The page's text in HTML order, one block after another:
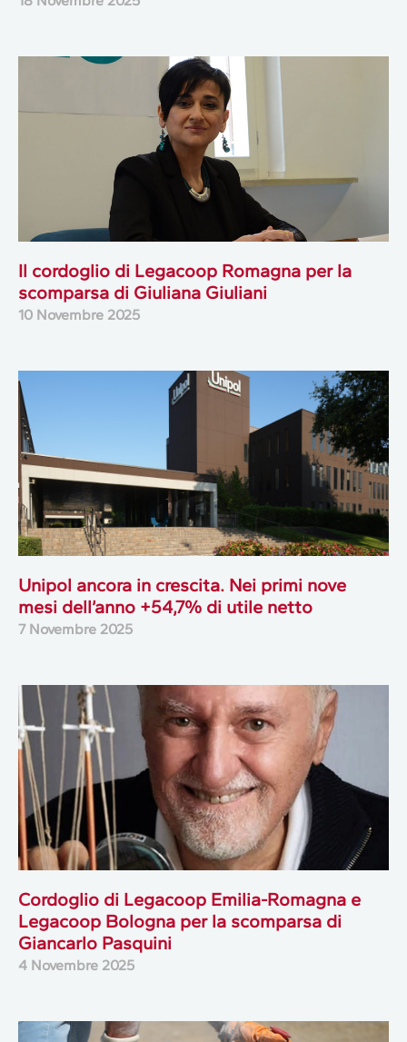
Il cordoglio di Legacoop Romagna per la
scomparsa di Giuliana Giuliani
10 Novembre 2025
Unipol ancora in crescita. Nei primi nove
mesi dell’anno +54,7% di utile netto
7 Novembre 2025
Cordoglio di Legacoop Emilia-Romagna e
Legacoop Bologna per la scomparsa di
Giancarlo Pasquini
4 Novembre 2025